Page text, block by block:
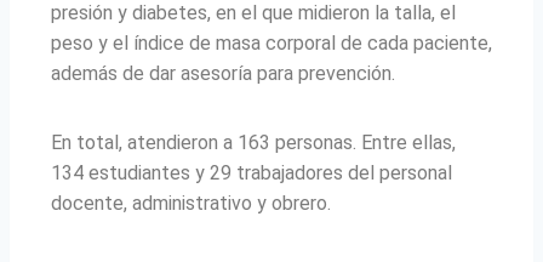
presión y diabetes, en el que midieron la talla, el
peso y el índice de masa corporal de cada paciente,
además de dar asesoría para prevención.
En total, atendieron a 163 personas. Entre ellas,
134 estudiantes y 29 trabajadores del personal
docente, administrativo y obrero.